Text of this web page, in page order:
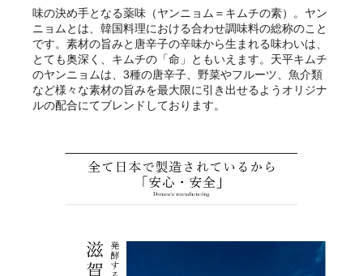
味の決め手となる薬味（ヤンニョム＝キムチの素）。ヤン
ニョムとは、韓国料理における合わせ調味料の総称のこと
です。素材の旨みと唐辛子の辛味から生まれる味わいは、
とても奥深く、キムチの「命」ともいえます。天平キムチ
のヤンニョムは、3種の唐辛子、野菜やフルーツ、魚介類
など様々な素材の旨みを最大限に引き出せるようオリジナ
ルの配合にてブレンドしております。